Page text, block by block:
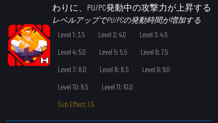
わりに、PU/PC発動中の攻撃力が上昇する
レベルアップでPU/PCの発動時間が増加する
Level 1: 3.5
Level 2: 4.0
Level 3: 4.5
Level 4: 5.0
Level 5: 5.5
Level 6: 7.5
Level 7: 8.0
Level 8: 8.5
Level 9: 9.0
Level 10: 9.5
Level 11: 10.0
Sub Effect: 1.5